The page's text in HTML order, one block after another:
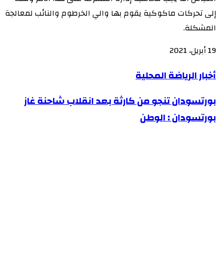
إلى تحركات ماكوكية يقوم بها والي الخرطوم والنائب لمعالجة
المشكلة.
19 أبريل، 2021
أخبار
المحلية
أخبار الرياضة المحلية
بورتسودان
تنجو
بورتسودان تنجو من كارثة بعد انقلاب شاحنة غاز
بورتسودان : الوطن